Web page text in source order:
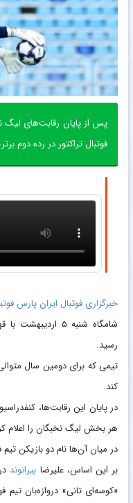
پس از پایان رقابت‌های لیگ
فوتبال تراکتور در رده دوم
خبرگزاری فوتبال ایران پارس
شامگاه شنبه ۵ اردیبهشت با قهرمانی تیم
رسید.
تیمی که برای دومین سال
کند.
در پایان این رقابت‌ها،
هر بخش لیگ نخبگان را اعلام
در میان آن‌ها نام دو بازیکن تیم
بر این اساس، علیرضا بیرانوند
«کوسه‌ای تانی» دروازه‌بان تیم